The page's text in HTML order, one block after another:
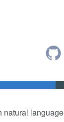
natural language